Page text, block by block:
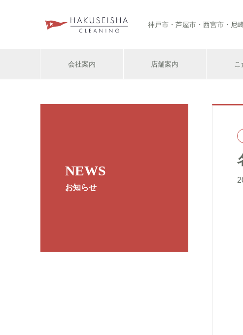
神戸市・芦屋市・西宮市・尼
会社案内 店舗案内 こ
NEWS
お知らせ